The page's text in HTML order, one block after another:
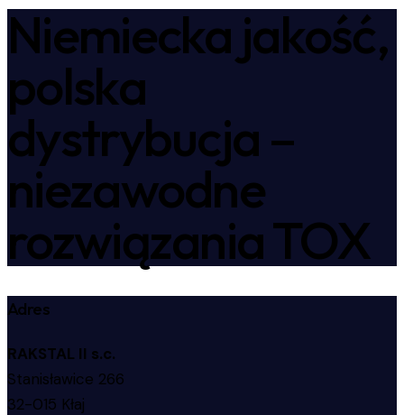
Niemiecka jakość,
polska
dystrybucja –
niezawodne
rozwiązania TOX
Adres
RAKSTAL II s.c.
Stanisławice 266
32-015 Kłaj